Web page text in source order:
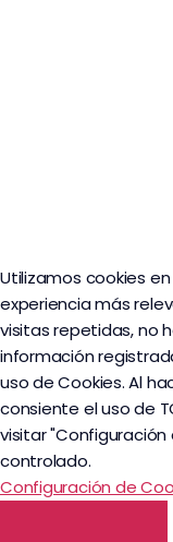
Utilizamos cookies
experiencia más
visitas repetidas, no
información
uso de Cookies. Al
consiente el uso de
visitar
controlado.
Configuración de